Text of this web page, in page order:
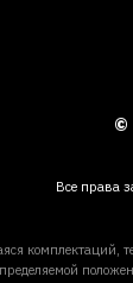
©
Все права
комплектаций,